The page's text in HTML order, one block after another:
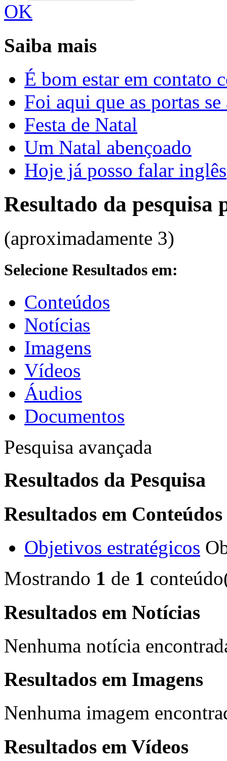
OK
Saiba mais
É bom estar em contato
Foi aqui que as portas
Festa de Natal
Um Natal abençoado
Hoje já posso falar inglês
Resultado da pesquisa
(aproximadamente 3)
Selecione Resultados em:
Conteúdos
Notícias
Imagens
Vídeos
Áudios
Documentos
Pesquisa avançada
Resultados da Pesquisa
Resultados em Conteúdos
Objetivos estratégicos
Mostrando 1 de 1
Resultados em Notícias
Nenhuma notícia
Resultados em Imagens
Nenhuma imagem
Resultados em Vídeos